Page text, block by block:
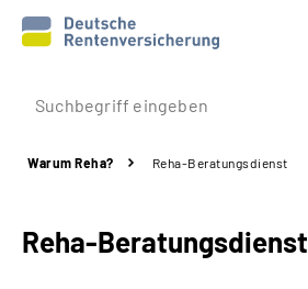
Prävention
Rente
Warum Reha? Reha-Beratungsdienst
Reha-Beratungsdienst